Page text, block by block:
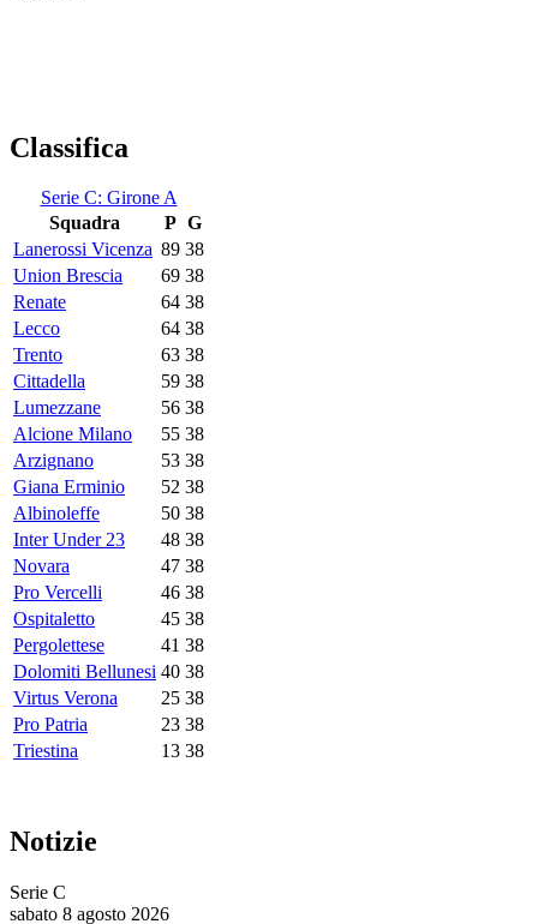
Classifica
Serie C: Girone A
Squadra
P G
Lanerossi Vicenza 89 38
Union Brescia
69 38
Renate
64 38
Lecco
64 38
Trento
63 38
Cittadella
59 38
Lumezzane
56 38
Alcione Milano
55 38
Arzignano
53 38
Giana Erminio
52 38
Albinoleffe
50 38
Inter Under 23
48 38
Novara
47 38
Pro Vercelli
46 38
Ospitaletto
45 38
Pergolettese
41 38
Dolomiti Bellunesi 40 38
Virtus Verona
25 38
Pro Patria
23 38
Triestina
13 38
Notizie
Serie C
sabato 8 agosto 2026